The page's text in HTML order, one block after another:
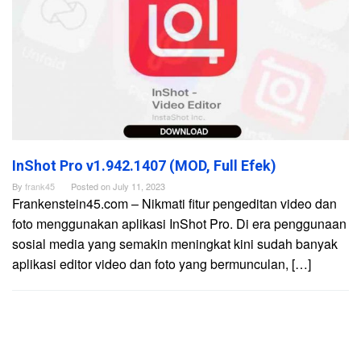
InShot Pro v1.942.1407 (MOD, Full Efek)
By frank45 Posted onJuly 11, 2023
Frankenstein45.com – Nikmati fitur pengeditan video dan
foto menggunakan aplikasi InShot Pro. Di era penggunaan
sosial media yang semakin meningkat kini sudah banyak
aplikasi editor video dan foto yang bermunculan, […]